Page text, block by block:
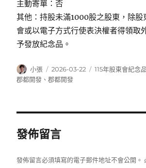
主動寄單：否
其他：持股未滿1000股之股東，除股
會或以電子方式行使表決權者得領取
予發放紀念品。
作
者
小張
發
佈
2026-03-22
分
115年股東會紀念品
郡都開發 、郡都開發
發佈留言
發佈留言必須填寫的電子郵件地址不會公開。